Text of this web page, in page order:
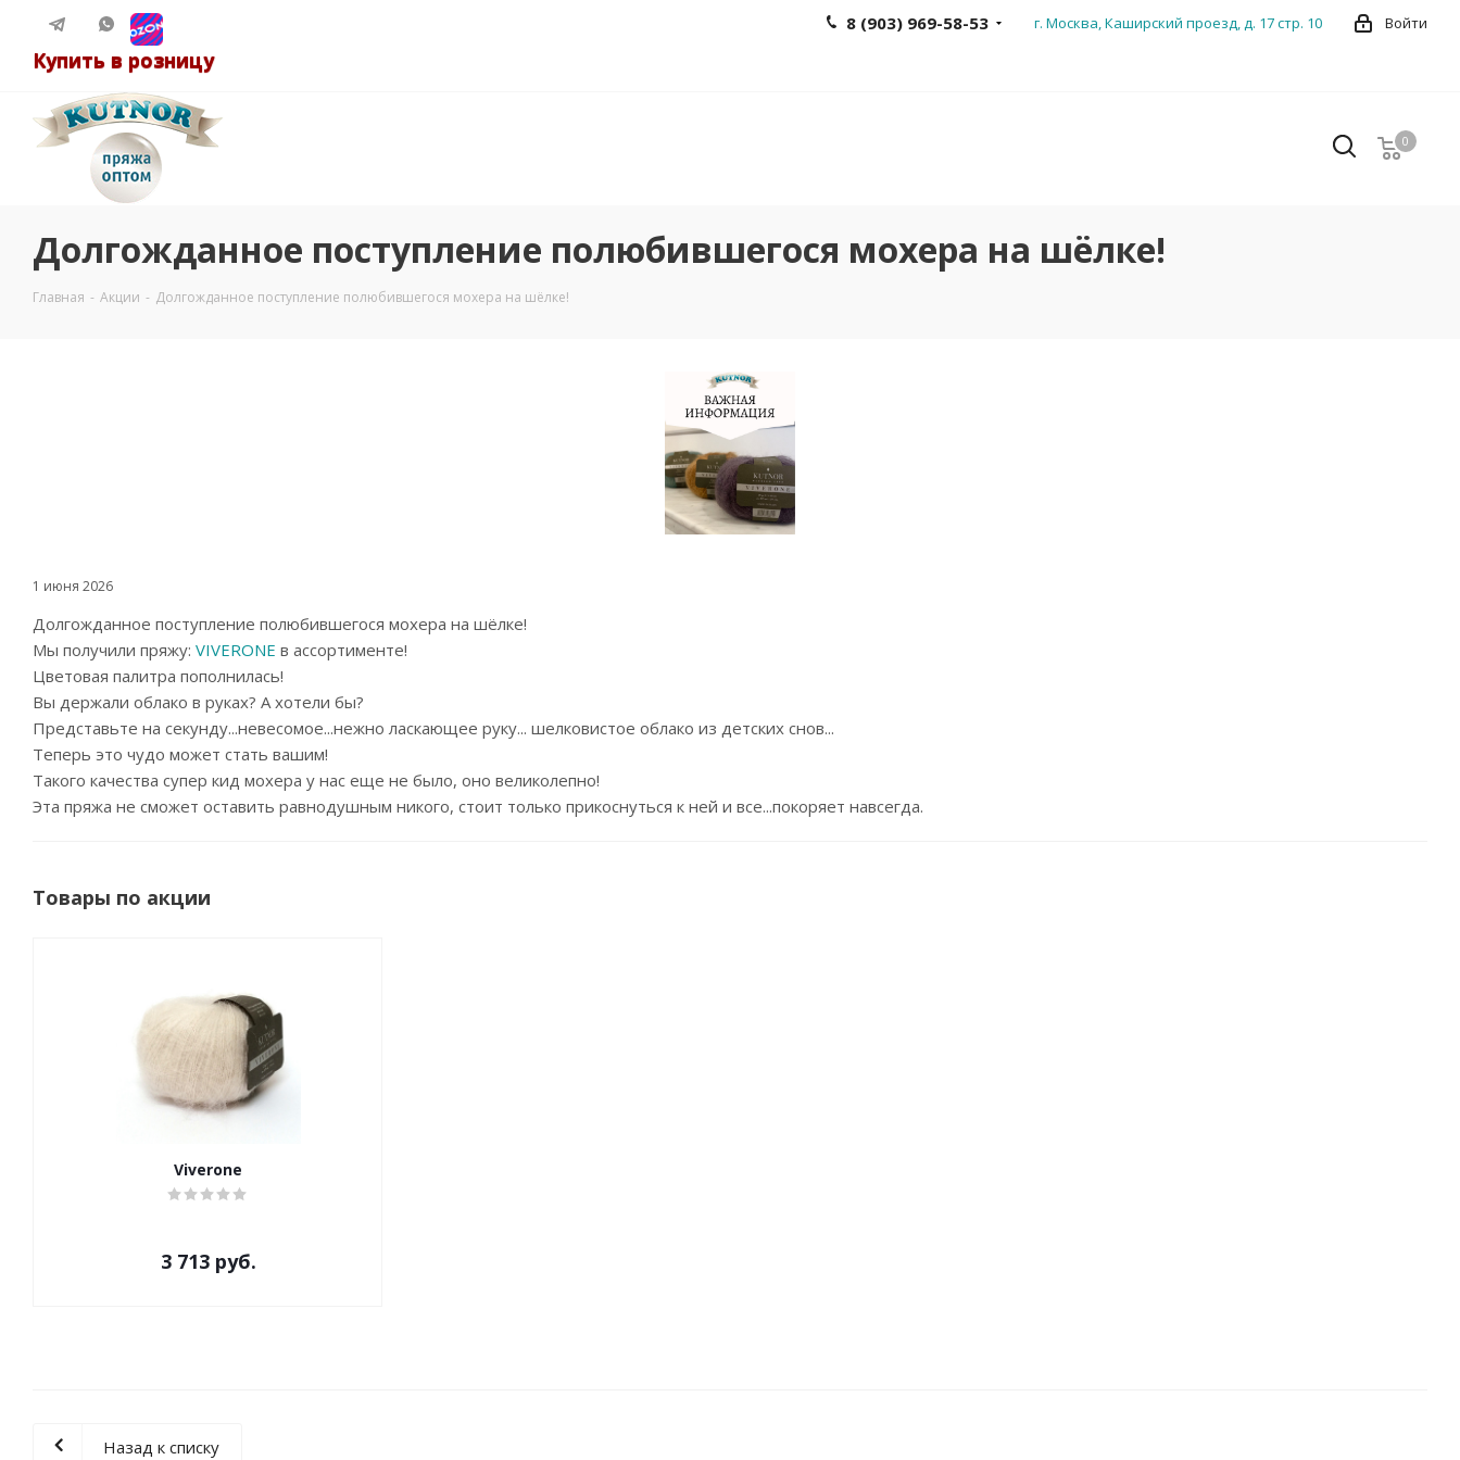
Купить в розницу
Войти
г. Москва, Каширский проезд, д. 17 стр. 10
8 (903) 969-58-53
0
0
Долгожданное поступление полюбившегося мохера на шёлке!
Главная - Акции - Долгожданное поступление полюбившегося мохера на шёлке!
1 июня 2026
Долгожданное поступление полюбившегося мохера на шёлке!
Мы получили пряжу: VIVERONE в ассортименте!
Цветовая палитра пополнилась!
Вы держали облако в руках? А хотели бы?
Представьте на секунду...невесомое...нежно ласкающее руку... шелковистое облако из детских снов...
Теперь это чудо может стать вашим!
Такого качества супер кид мохера у нас еще не было, оно великолепно!
Эта пряжа не сможет оставить равнодушным никого, стоит только прикоснуться к ней и все...покоряет навсегда.
Товары по акции
Viverone
3 713 руб.
Назад к списку